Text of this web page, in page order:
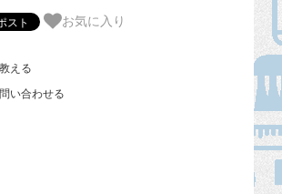
お気に入り
える
い合わせる